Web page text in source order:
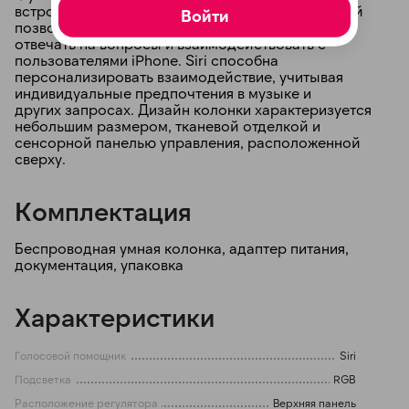
встроенного голосового ассистента Siri, который
позволяет управлять воспроизведением музыки,
отвечать на вопросы и взаимодействовать с
пользователями iPhone. Siri способна
персонализировать взаимодействие, учитывая
индивидуальные предпочтения в музыке и
других запросах. Дизайн колонки характеризуется
небольшим размером, тканевой отделкой и
сенсорной панелью управления, расположенной
сверху.
Комплектация
Беспроводная умная колонка, адаптер питания,
документация, упаковка
Характеристики
Голосовой помощник
Siri
Подсветка
RGB
Расположение регулятора
Верхняя панель
Войти